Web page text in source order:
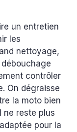
un entretien
les
nettoyage,
contrôler
On dégraisse
la moto bien
ne reste plus
pour la